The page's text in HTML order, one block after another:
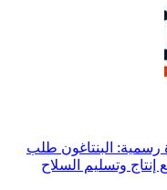
البنتاغون طلب
وتسليم السلاح